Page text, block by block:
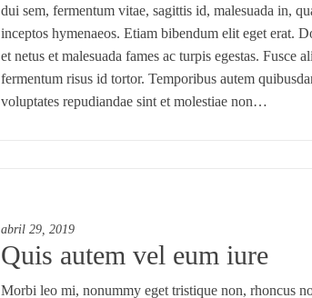
dui sem, fermentum vitae, sagittis id, malesuada in,
inceptos hymenaeos. Etiam bibendum elit eget erat.
et netus et malesuada fames ac turpis egestas.
fermentum risus id tortor. Temporibus autem
voluptates repudiandae sint et molestiae non…
abril 29, 2019
Quis autem vel eum iure
Morbi leo mi, nonummy eget tristique non, rhoncus